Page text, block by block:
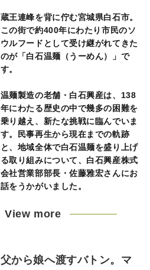
蔵王連峰を背に佇む宮城県白石市。
この街で約400年にわたり市民のソ
ウルフードとして受け継がれてきた
のが「白石温麺（うーめん）」で
す。
温麺製造の老舗・白石興産は、138
年にわたる歴史の中で幾多の困難を
乗り越え、新たな挑戦に臨んでいま
す。民事再生から現在までの軌跡
と、地域全体で白石温麺を盛り上げ
る取り組みについて、白石興産株式
会社営業部部長・佐藤雅宏さんにお
話をうかがいました。
View more
父から娘へ渡すバトン。マ